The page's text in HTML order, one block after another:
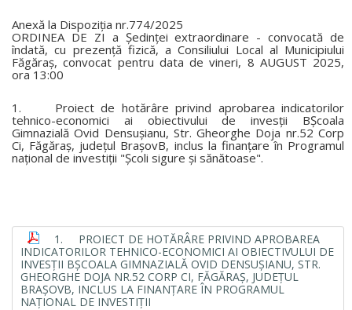
Anexă la Dispoziția nr.774/2025
ORDINEA DE ZI a Ședinței extraordinare - convocată de
îndată, cu prezență fizică, a Consiliului Local al Municipiului
Făgăraș, convocat pentru data de vineri, 8 AUGUST 2025,
ora 13:00
1. Proiect de hotărâre privind aprobarea indicatorilor
tehnico-economici ai obiectivului de invesții BȘcoala
Gimnazială Ovid Densușianu, Str. Gheorghe Doja nr.52 Corp
Ci, Făgăraș, județul BrașovB, inclus la finanțare în Programul
național de investiții "Școli sigure și sănătoase".
1. PROIECT DE HOTĂRÂRE PRIVIND APROBAREA
INDICATORILOR TEHNICO-ECONOMICI AI OBIECTIVULUI DE
INVESȚII BȘCOALA GIMNAZIALĂ OVID DENSUȘIANU, STR.
GHEORGHE DOJA NR.52 CORP CI, FĂGĂRAȘ, JUDEȚUL
BRAȘOVB, INCLUS LA FINANȚARE ÎN PROGRAMUL
NAȚIONAL DE INVESTIȚII